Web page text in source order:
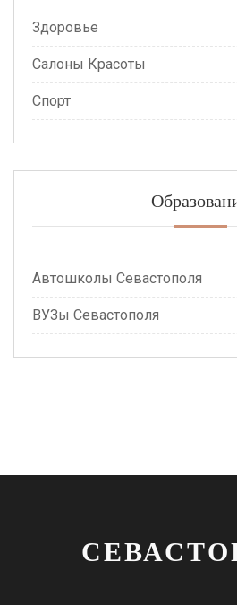
Здоровье
Салоны Красоты
Спорт
Автошколы Севастополя
ВУЗы Севастополя